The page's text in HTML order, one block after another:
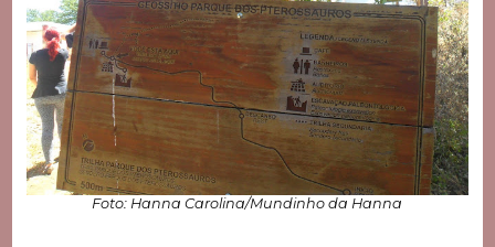
Foto: Hanna Carolina/Mundinho da Hanna